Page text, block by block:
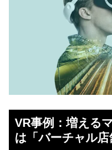
VR事例：増える
は「バーチャル店